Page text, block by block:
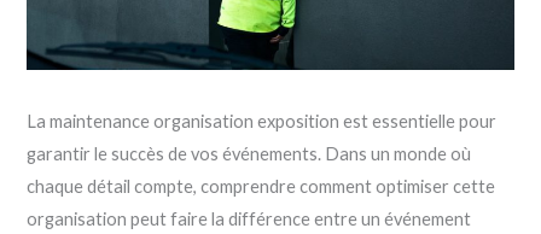
La maintenance organisation exposition est essentielle pour
garantir le succès de vos événements. Dans un monde où
chaque détail compte, comprendre comment optimiser cette
organisation peut faire la différence entre un événement